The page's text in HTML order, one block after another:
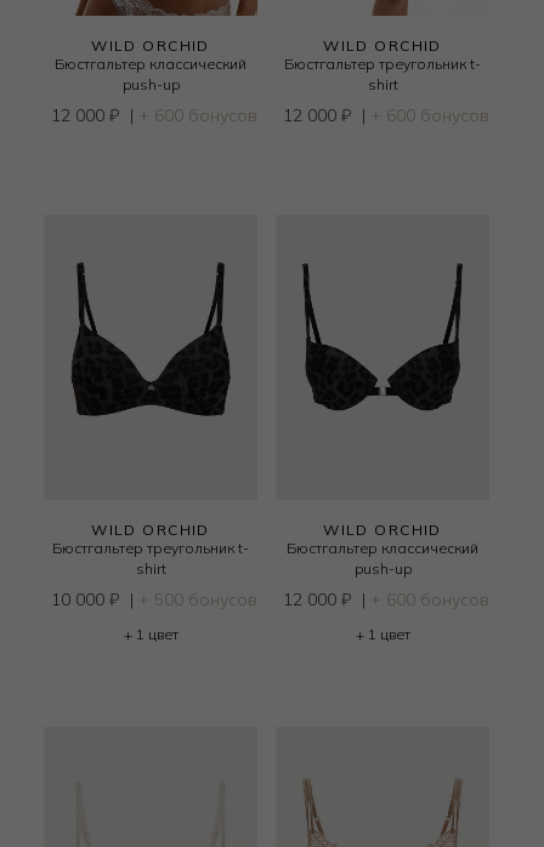
WILD ORCHID
Бюстгальтер классический
push-up
12 000 ₽ | + 600 бонусов
WILD ORCHID
Бюстгальтер треугольник t-
shirt
12 000 ₽ | + 600 бонусов
WILD ORCHID
Бюстгальтер треугольник t-
shirt
10 000 ₽ | + 500 бонусов
+ 1 цвет
WILD ORCHID
Бюстгальтер классический
push-up
12 000 ₽ | + 600 бонусов
+ 1 цвет